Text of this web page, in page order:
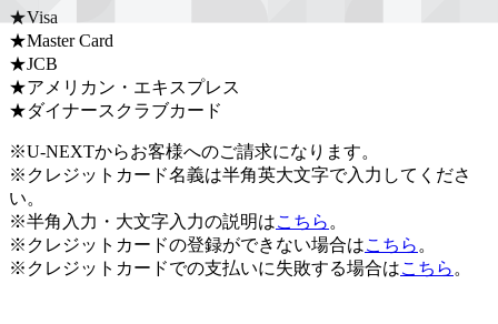
★Visa
★Master Card
★JCB
★アメリカン・エキスプレス
★ダイナースクラブカード
※U-NEXTからお客様へのご請求になります。
※クレジットカード名義は半角英大文字で入力してくださ
い。
※半角入力・大文字入力の説明はこちら 。
※クレジットカードの登録ができない場合はこちら 。
※クレジットカードでの支払いに失敗する場合はこちら 。